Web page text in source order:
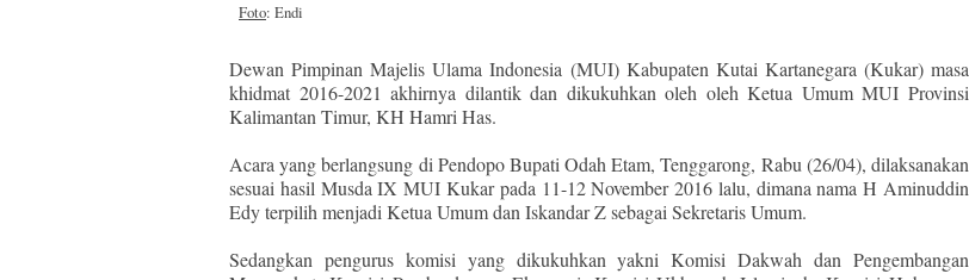
Foto: Endi
Dewan Pimpinan Majelis Ulama Indonesia (MUI) Kabupaten Kutai Kartanegara (Kukar) masa
khidmat 2016-2021 akhirnya dilantik dan dikukuhkan oleh oleh Ketua Umum MUI Provinsi
Kalimantan Timur, KH Hamri Has.
Acara yang berlangsung di Pendopo Bupati Odah Etam, Tenggarong, Rabu (26/04), dilaksanakan
sesuai hasil Musda IX MUI Kukar pada 11-12 November 2016 lalu, dimana nama H Aminuddin
Edy terpilih menjadi Ketua Umum dan Iskandar Z sebagai Sekretaris Umum.
Sedangkan pengurus komisi yang dikukuhkan yakni Komisi Dakwah dan Pengembangan